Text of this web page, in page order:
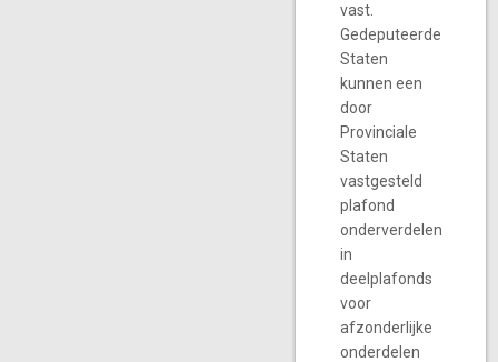
vast.
Gedeputeerde
Staten
kunnen een
door
Provinciale
Staten
vastgesteld
plafond
onderverdelen
in
deelplafonds
voor
afzonderlijke
onderdelen